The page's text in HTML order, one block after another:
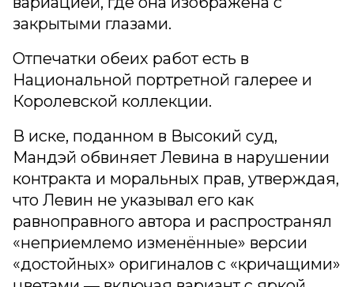
закрытыми глазами.
Отпечатки обеих работ есть в
Национальной портретной галерее и
Королевской коллекции.
В иске, поданном в Высокий суд,
Мандэй обвиняет Левина в нарушении
контракта и моральных прав, утверждая,
что Левин не указывал его как
равноправного автора и распространял
«неприемлемо изменённые» версии
«достойных» оригиналов с «кричащими»